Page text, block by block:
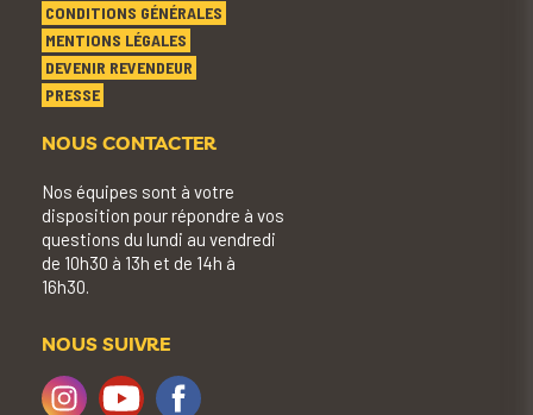
CONDITIONS GÉNÉRALES
MENTIONS LÉGALES
DEVENIR REVENDEUR
PRESSE
NOUS CONTACTER
Nos équipes sont à votre
disposition pour répondre à vos
questions du lundi au vendredi
de 10h30 à 13h et de 14h à
16h30.
NOUS SUIVRE